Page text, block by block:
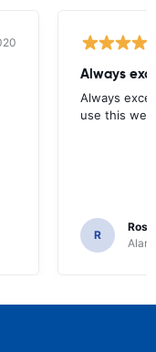
Always
Always
use this
R